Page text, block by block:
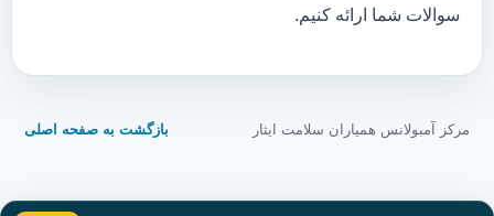
سوالات شما ارائه کنیم.
مرکز آمبولانس همیاران سلامت ایثار بازگشت به صفحه اصلی